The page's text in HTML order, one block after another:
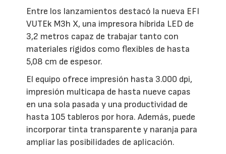
Entre los lanzamientos destacó la nueva EFI
VUTEk M3h X, una impresora híbrida LED de
3,2 metros capaz de trabajar tanto con
materiales rígidos como flexibles de hasta
5,08 cm de espesor.
El equipo ofrece impresión hasta 3.000 dpi,
impresión multicapa de hasta nueve capas
en una sola pasada y una productividad de
hasta 105 tableros por hora. Además, puede
incorporar tinta transparente y naranja para
ampliar las posibilidades de aplicación.